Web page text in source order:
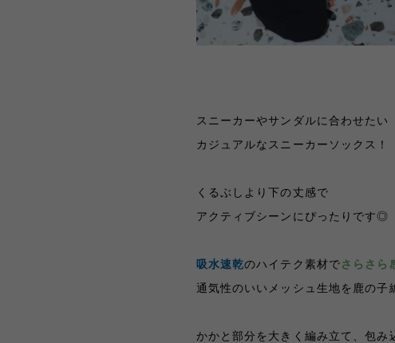
スニーカーやサンダルに合わせたい
カジュアルなスニーカーソックス！
くるぶしより下の丈感で
アクティブシーンにぴったりです◎
吸水速乾のハイテク素材でさらさら
通気性のいいメッシュ生地を鹿の子
かかと部分を大きく編み立て、包み